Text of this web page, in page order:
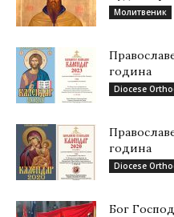
Молитвеник
година
Diocese
година
Diocese
Бог